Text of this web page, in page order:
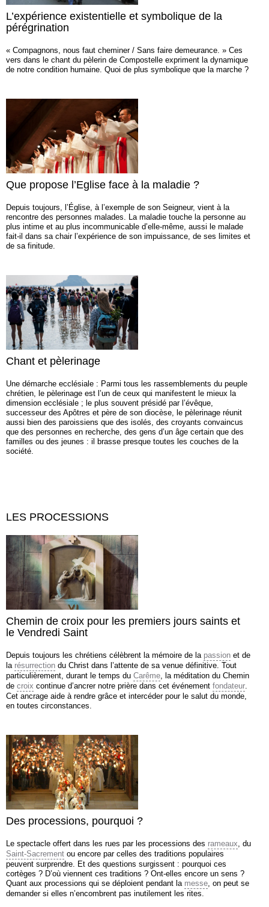
L’expérience existentielle et symbolique de la
pérégrination
« Compagnons, nous faut cheminer / Sans faire demeurance. » Ces
vers dans le chant du pèlerin de Compostelle expriment la dynamique
de notre condition humaine. Quoi de plus symbolique que la marche ?
Que propose l’Eglise face à la maladie ?
Depuis toujours, l’Église, à l’exemple de son Seigneur, vient à la
rencontre des personnes malades. La maladie touche la personne au
plus intime et au plus incommunicable d’elle-même, aussi le malade
fait-il dans sa chair l’expérience de son impuissance, de ses limites et
de sa finitude.
Chant et pèlerinage
Une démarche ecclésiale : Parmi tous les rassemblements du peuple
chrétien, le pèlerinage est l’un de ceux qui manifestent le mieux la
dimension ecclésiale ; le plus souvent présidé par l’évêque,
successeur des Apôtres et père de son diocèse, le pèlerinage réunit
aussi bien des paroissiens que des isolés, des croyants convaincus
que des personnes en recherche, des gens d’un âge certain que des
familles ou des jeunes : il brasse presque toutes les couches de la
société.
LES PROCESSIONS
Chemin de croix pour les premiers jours saints et
le Vendredi Saint
Depuis toujours les chrétiens célèbrent la mémoire de la passion et de
la résurrection du Christ dans l’attente de sa venue définitive. Tout
particulièrement, durant le temps du Carême, la méditation du Chemin
de croix continue d’ancrer notre prière dans cet événement fondateur.
Cet ancrage aide à rendre grâce et intercéder pour le salut du monde,
en toutes circonstances.
Des processions, pourquoi ?
Le spectacle offert dans les rues par les processions des rameaux, du
Saint-Sacrement ou encore par celles des traditions populaires
peuvent surprendre. Et des questions surgissent : pourquoi ces
cortèges ? D’où viennent ces traditions ? Ont-elles encore un sens ?
Quant aux processions qui se déploient pendant la messe, on peut se
demander si elles n’encombrent pas inutilement les rites.